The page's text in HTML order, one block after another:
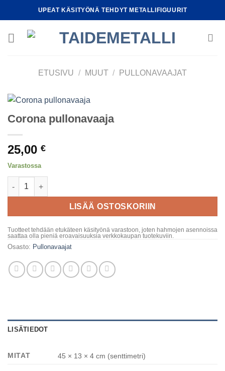
to
UPEAT KÄSITYÖNÄ TEHDYT METALLIFIGUURIT
ETUSIVU / MUUT / PULLONAVAAJAT
Corona pullonavaaja
25,00 €
Varastossa
Corona pullonavaaja määrä
LISÄÄ OSTOSKORIIN
Tuotteet tehdään etukäteen käsityönä varastoon, joten hahmojen asennoissa
saattaa olla pieniä eroavaisuuksia verkkokaupan tuotekuviin.
Osasto: Pullonavaajat
LISÄTIEDOT
MITAT 45 × 13 × 4 cm (senttimetri)